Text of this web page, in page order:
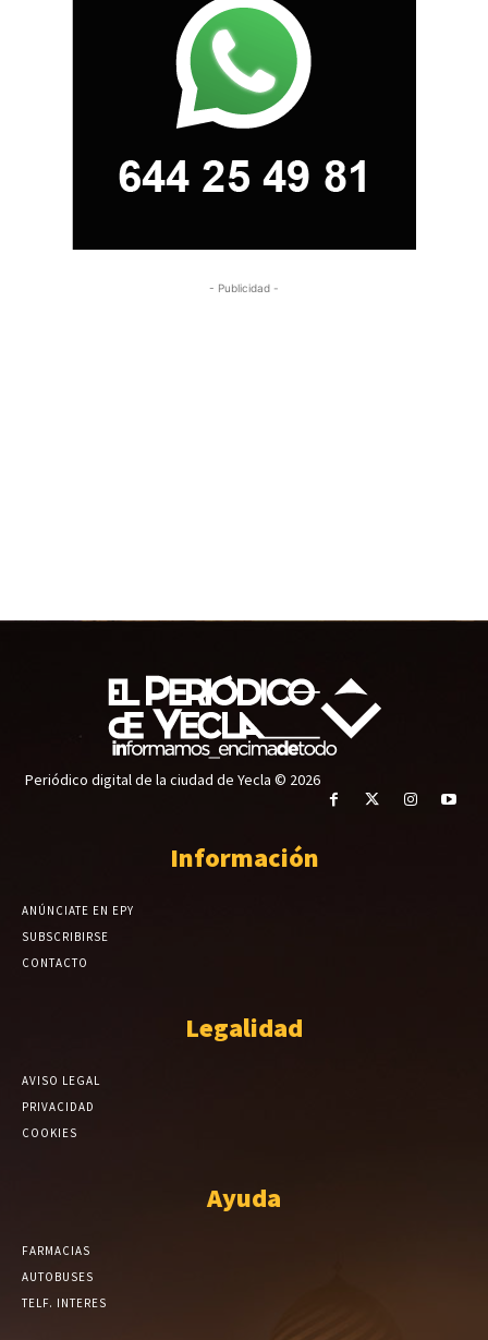
- Publicidad -
Periódico digital de la ciudad de Yecla © 2026
Información
ANÚNCIATE EN EPY
SUBSCRIBIRSE
CONTACTO
Legalidad
AVISO LEGAL
PRIVACIDAD
COOKIES
Ayuda
FARMACIAS
AUTOBUSES
TELF. INTERES